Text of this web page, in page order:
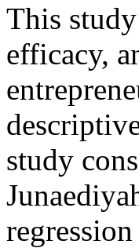
This
efficacy,
study